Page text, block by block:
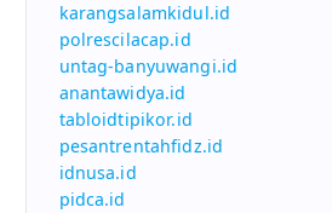
karangsalamkidul.id
polrescilacap.id
untag-banyuwangi.id
anantawidya.id
tabloidtipikor.id
pesantrentahfidz.id
idnusa.id
pidca.id